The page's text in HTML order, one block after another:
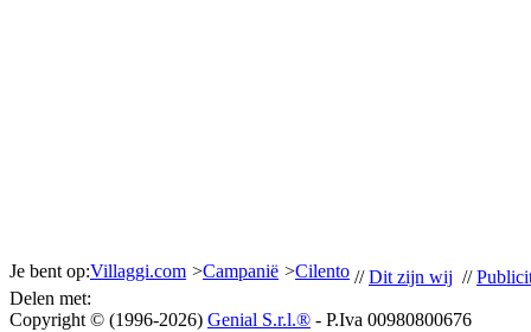
Je bent op:Villaggi.com >Campanië >Cilento //Dit zijn wij //
Delen met:
Copyright © (1996-2026) Genial S.r.l.® - P.Iva 00980800676